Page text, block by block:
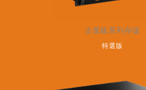
企業級系列存儲
特選版